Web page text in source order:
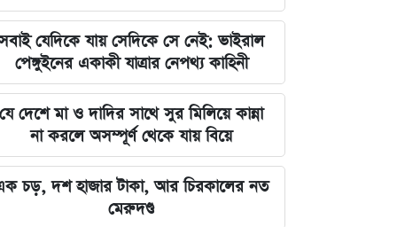
জুলাই স্মৃতি জাদুঘর উদ্বোধন করলেন
প্রধানমন্ত্রী তারেক রহমান
মার্কিন ক্ষেপণাস্ত্র মজুত নিয়ে নতুন তথ্য, কী
বলছে সিএনএন
সালমানের অবয়ব পরিবর্তনের আসল কারণ
ও ষাটোর্ধ্বদের ওজন কমানোর সঠিক নিয়ম
যেদিকে যায় সেদিকে সে নেই: ভাইরাল
পেঙ্গুইনের একাকী যাত্রার নেপথ্য কাহিনী
যে দেশে মা ও দাদির সাথে সুর মিলিয়ে কান্না
না করলে অসম্পূর্ণ থেকে যায় বিয়ে
চড়, দশ হাজার টাকা, আর চিরকালের নত
মেরুদণ্ড